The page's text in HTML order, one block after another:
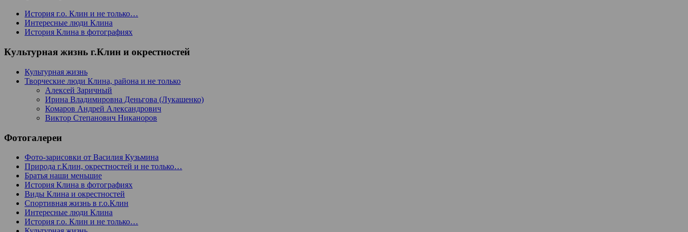
История г.о. Клин и не только…
Интересные люди Клина
История Клина в фотографиях
Культурная жизнь г.Клин и окрестностей
Культурная жизнь
Творческие люди Клина, района и не только
Алексей Заричный
Ирина Владимировна Деньгова (Лукашенко)
Комаров Андрей Александрович
Виктор Степанович Никаноров
Фотогалереи
Фото-зарисовки от Василия Кузьмина
Природа г.Клин, окрестностей и не только…
Братья наши меньшие
История Клина в фотографиях
Виды Клина и окрестностей
Спортивная жизнь в г.о.Клин
Интересные люди Клина
История г.о. Клин и не только…